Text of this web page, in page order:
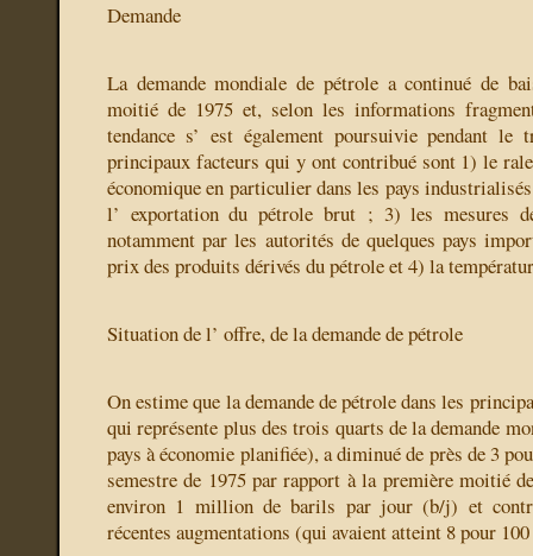
Demande
La demande mondiale de pétrole a continué de
moitié de 1975 et, selon les informations
tendance s’ est également poursuivie pendant le
principaux facteurs qui y ont contribué sont 1) le
économique en particulier dans les pays
l’ exportation du pétrole brut ; 3) les mesures
notamment par les autorités de quelques pays
prix des produits dérivés du pétrole et 4) la
Situation de l’ offre, de la demande de pétrole
On estime que la demande de pétrole dans les
qui représente plus des trois quarts de la demande
pays à économie planifiée), a diminué de près de 3
semestre de 1975 par rapport à la première moitié
environ 1 million de barils par jour (b/j) et
récentes augmentations (qui avaient atteint 8 pour